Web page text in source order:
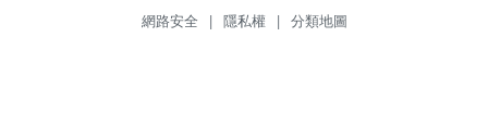
網路安全 | 隱私權 | 分類地圖